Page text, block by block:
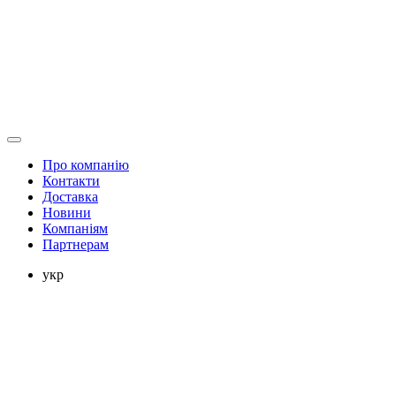
Про компанію
Контакти
Доставка
Новини
Компаніям
Партнерам
укр